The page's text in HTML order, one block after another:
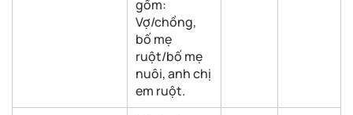
gồm:
Vợ/chồng,
bố mẹ
ruột/bố mẹ
nuôi, anh chị
em ruột.